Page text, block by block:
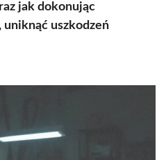
jak dokonując
uszkodzeń